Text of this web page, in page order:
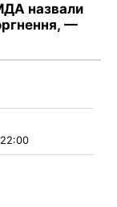
назвали
—